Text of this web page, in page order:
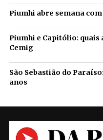
Piumhi abre semana
Piumhi e Capitólio:
Cemig
São Sebastião do
anos